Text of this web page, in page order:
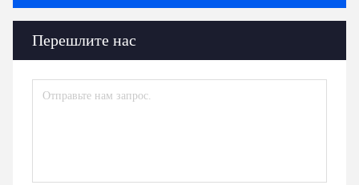
Перешлите нас